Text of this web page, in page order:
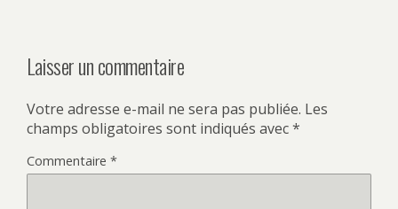
Laisser un commentaire
Votre adresse e-mail ne sera pas publiée. Les
champs obligatoires sont indiqués avec*
Commentaire *